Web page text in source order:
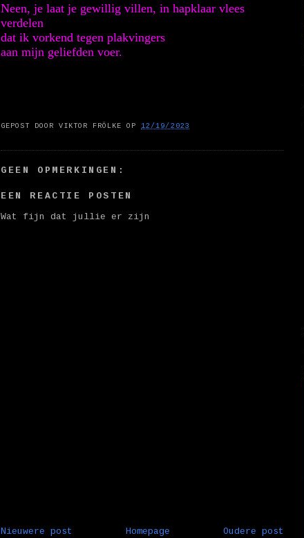
Neen, je laat je gewillig villen, in hapklaar vlees
verdelen
dat ik vorkend tegen plakvingers
aan mijn geliefden voer.
GEPOST DOORVIKTOR FRÖLKE OP12/19/2023
GEEN OPMERKINGEN:
EEN REACTIE POSTEN
Wat fijn dat jullie er zijn
Nieuwere post Oudere post
Homepage